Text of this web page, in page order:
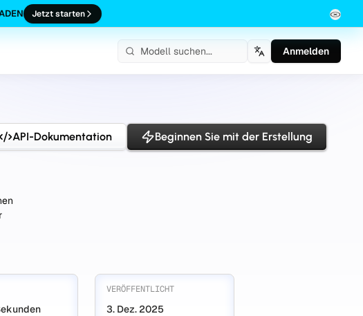
Jetzt starten
DeutschAnmelden
API-Dokumentation Beginnen Sie mit der Erstellung
VERÖFFENTLICHT
3. Dez. 2025